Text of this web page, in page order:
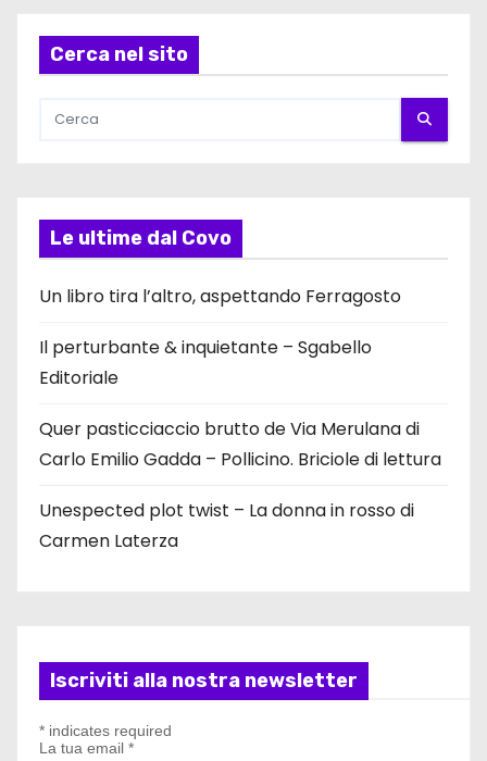
Cerca nel sito
Le ultime dal Covo
Un libro tira l’altro, aspettando Ferragosto
Il perturbante & inquietante – Sgabello
Editoriale
Quer pasticciaccio brutto de Via Merulana di
Carlo Emilio Gadda – Pollicino. Briciole di lettura
Unespected plot twist – La donna in rosso di
Carmen Laterza
Iscriviti alla nostra newsletter
* indicates required
La tua email *